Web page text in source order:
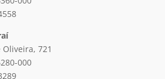
Oliveira, 721
000